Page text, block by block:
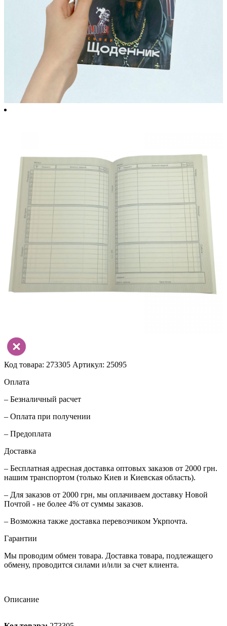
Код товара: 273305 Артикул: 25095
Оплата
– Безналичный расчет
– Оплата при получении
– Предоплата
Доставка
– Бесплатная адресная доставка оптовых заказов от 2000 грн.
нашим транспортом (только Киев и Киевская область).
– Для заказов от 2000 грн, мы оплачиваем доставку Новой
Почтой - не более 4% от суммы заказов.
– Возможна также доставка перевозчиком Укрпочта.
Гарантии
Мы проводим обмен товара. Доставка товара, подлежащего
обмену, проводится силами и/или за счет клиента.
Описание